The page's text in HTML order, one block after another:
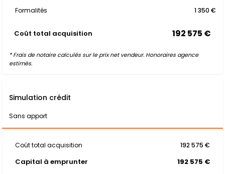
Formalités
1 350 €
Coût total acquisition 192 575 €
* Frais de notaire calculés sur le prix net vendeur. Honoraires agence
estimés.
Simulation crédit
Sans apport
Coût total acquisition 192 575 €
Capital à emprunter 192 575 €